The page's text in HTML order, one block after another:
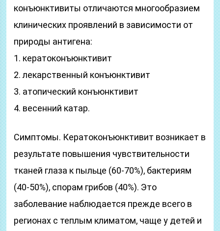
конъюнктивиты отличаются многообразием
клинических проявлений в зависимости от
природы антигена:
1. кератоконъюнктивит
2. лекарственный конъюнктивит
3. атопический конъюнктивит
4. весенний катар.
Симптомы. Кератоконъюнктивит возникает в
результате повышения чувствительности
тканей глаза к пыльце (60-70%), бактериям
(40-50%), спорам грибов (40%). Это
заболевание наблюдается прежде всего в
регионах с теплым климатом, чаще у детей и